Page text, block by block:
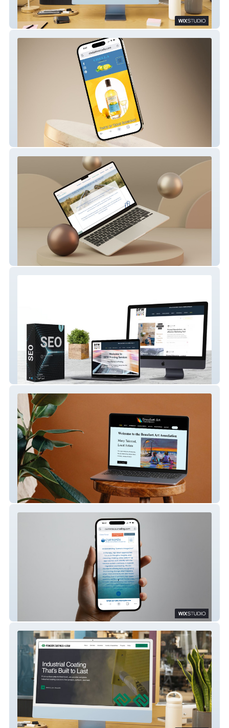
International Paper Box
Chella Limoncello
Soul & Sea - Business Executive Retreats
DFW Printing Services
Beaufort Art Association
Currents Counseling